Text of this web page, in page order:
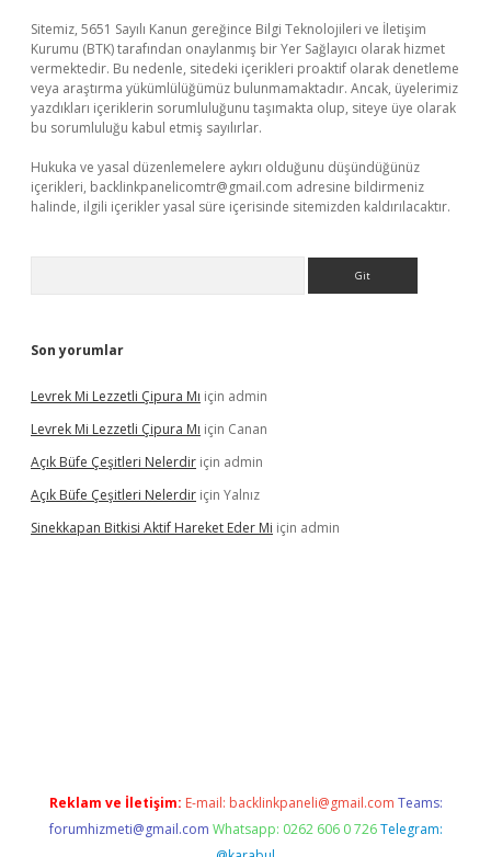
Sitemiz, 5651 Sayılı Kanun gereğince Bilgi Teknolojileri ve İletişim
Kurumu (BTK) tarafından onaylanmış bir Yer Sağlayıcı olarak hizmet
vermektedir. Bu nedenle, sitedeki içerikleri proaktif olarak denetleme
veya araştırma yükümlülüğümüz bulunmamaktadır. Ancak, üyelerimiz
yazdıkları içeriklerin sorumluluğunu taşımakta olup, siteye üye olarak
bu sorumluluğu kabul etmiş sayılırlar.
Hukuka ve yasal düzenlemelere aykırı olduğunu düşündüğünüz
içerikleri, backlinkpanelicomtr@gmail.com adresine bildirmeniz
halinde, ilgili içerikler yasal süre içerisinde sitemizden kaldırılacaktır.
Son yorumlar
Levrek Mi Lezzetli Çipura Mı için admin
Levrek Mi Lezzetli Çipura Mı için Canan
Açık Büfe Çeşitleri Nelerdir için admin
Açık Büfe Çeşitleri Nelerdir için Yalnız
Sinekkapan Bitkisi Aktif Hareket Eder Mi için admin
Reklam ve İletişim: E-mail: backlinkpaneli@gmail.com Teams:
forumhizmeti@gmail.com Whatsapp: 0262 606 0 726 Telegram: